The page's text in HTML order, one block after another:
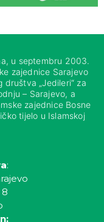
u septembru 2003.
zajednice Sarajevo
društva „Jedileri“ za
– Sarajevo, a
zajednice Bosne
tijelo u Islamskoj
: